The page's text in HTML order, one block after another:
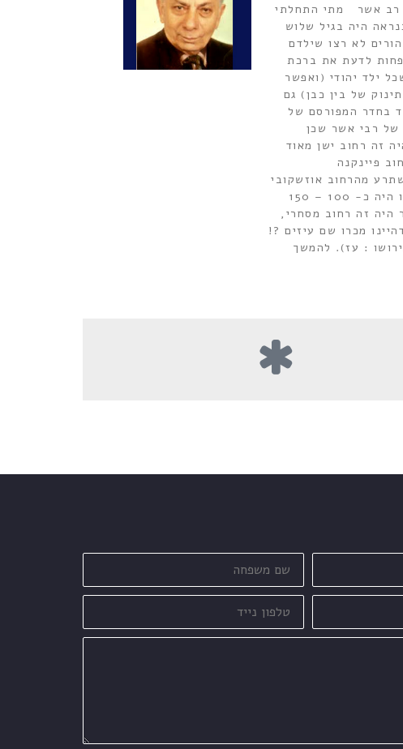
רב אשר מתי התחלתי
היה בגיל שלוש
לא רצו שילדם
לדעת את ברכת
ילד יהודי (ואפשר
של בין כבן) גם
בחדר המפורסם של
רבי אשר שכן
זה רחוב ישן מאוד
פיינקנה
מהרחוב אוזשקובי
ו –ופזשיזד. אורכו היה כ- 100 – 150
היה זה רחוב מסחרי,
מכרו שם עיזים ?!
: עז). להמשך
שם
משפחה
טלפון
נייד